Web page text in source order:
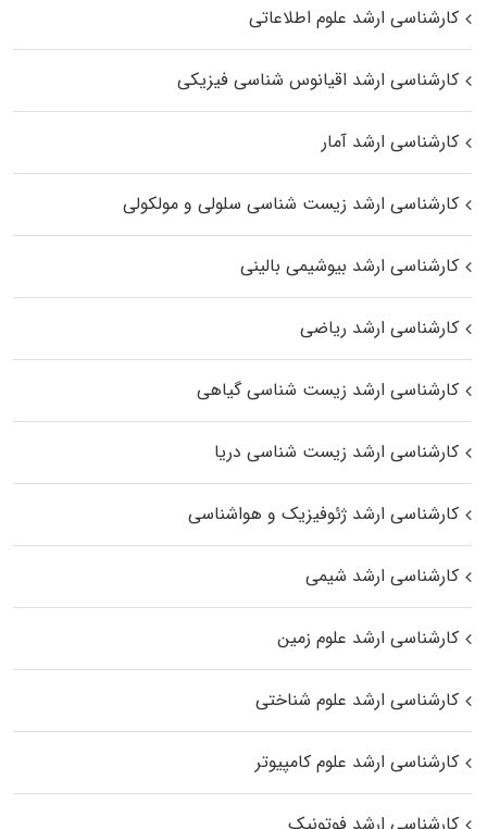
کارشناسی ارشد علوم اطلاعاتی
کارشناسی ارشد اقیانوس‌ شناسی فیزیکی
کارشناسی ارشد آمار
کارشناسی ارشد زیست شناسی سلولی و مولکولی
کارشناسی ارشد بیوشیمی بالینی
کارشناسی ارشد ریاضی
کارشناسی ارشد زیست‌ شناسی گیاهی
کارشناسی ارشد زیست‌ شناسی دریا
کارشناسی ارشد ژئوفیزیک و هواشناسی
کارشناسی ارشد شیمی
کارشناسی ارشد علوم زمین
کارشناسی ارشد علوم شناختی
کارشناسی ارشد علوم کامپیوتر